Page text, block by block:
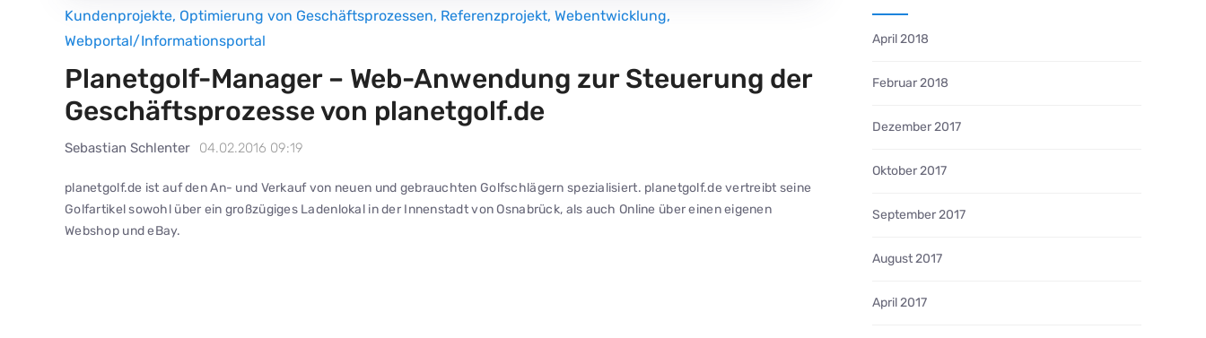
Kundenprojekte, Optimierung von Geschäftsprozessen, Referenzprojekt, Webentwicklung,
Webportal/Informationsportal
Planetgolf-Manager – Web-Anwendung zur Steuerung der
Geschäftsprozesse von planetgolf.de
Sebastian Schlenter 04.02.2016 09:19
planetgolf.de ist auf den An- und Verkauf von neuen und gebrauchten Golfschlägern spezialisiert. planetgolf.de vertreibt seine
Golfartikel sowohl über ein großzügiges Ladenlokal in der Innenstadt von Osnabrück, als auch Online über einen eigenen
Webshop und eBay.
April 2018
Februar 2018
Dezember 2017
Oktober 2017
September 2017
August 2017
April 2017